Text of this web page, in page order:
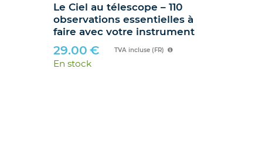
Le Ciel au télescope – 110
observations essentielles à
faire avec votre instrument
29.00 € TVA incluse (FR)
En stock